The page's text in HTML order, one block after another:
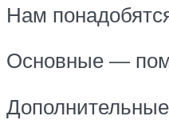
Нам
Основные —